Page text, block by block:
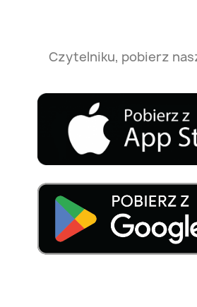
Czytelniku, pobierz